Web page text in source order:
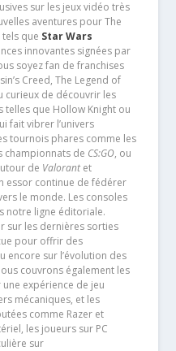
sur les jeux vidéo très
aventures pour The
tels que Star Wars
innovantes signées par
soyez fan de franchises
Creed, The Legend of
curieux de découvrir les
que Hollow Knight ou
fait vibrer l’univers
tournois phares comme les
championnats de CS:GO, ou
de Valorantet
essor continue de fédérer
le monde. Les consoles
notre ligne éditoriale.
sur les dernières sorties
pour offrir des
encore sur l’évolution des
couvrons également les
expérience de jeu
mécaniques, et les
comme Razer et
les joueurs sur PC
sur